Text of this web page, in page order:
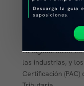
de Certificación
¡Transforma tu
CEGA Security,
La digitalización
las industrias, y
Certificación